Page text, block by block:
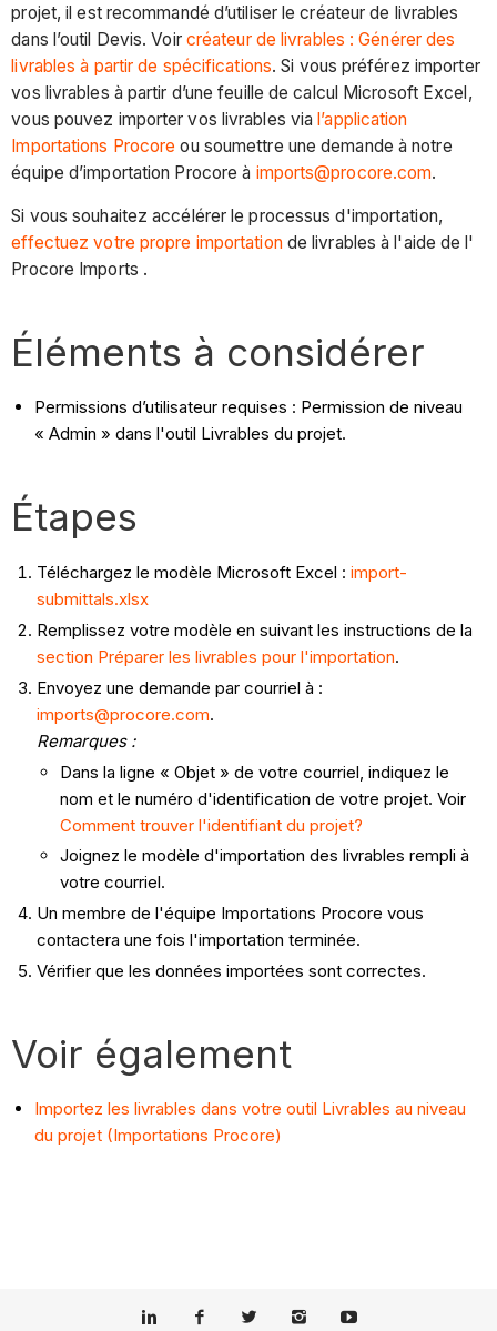
projet, il est recommandé d’utiliser le créateur de livrables
dans l’outil Devis. Voir créateur de livrables : Générer des
livrables à partir de spécifications. Si vous préférez importer
vos livrables à partir d’une feuille de calcul Microsoft Excel,
vous pouvez importer vos livrables vial’application
Importations Procore ou soumettre une demande à notre
équipe d’importation Procore à imports@procore.com.
Si vous souhaitez accélérer le processus d'importation,
effectuez votre propre importationde livrables à l'aide de l'
Procore Imports .
Éléments à considérer
Permissions d’utilisateur requises : Permission de niveau
« Admin » dans l'outil Livrables du projet.
Étapes​
Téléchargez le modèle Microsoft Excel : import-
submittals.xlsx
Remplissez votre modèle en suivant les instructions de la
section Préparer les livrables pour l'importation.
Envoyez une demande par courriel à :
imports@procore.com.
Remarques :
Dans la ligne « Objet » de votre courriel, indiquez le
nom et le numéro d'identification de votre projet. Voir
Comment trouver l'identifiant du projet?
Joignez le modèle d'importation des livrables rempli à
votre courriel.
Un membre de l'équipe Importations Procore vous
contactera une fois l'importation terminée.
Vérifier que les données importées sont correctes.
Voir également
Importez les livrables dans votre outil Livrables au niveau
du projet (Importations Procore)